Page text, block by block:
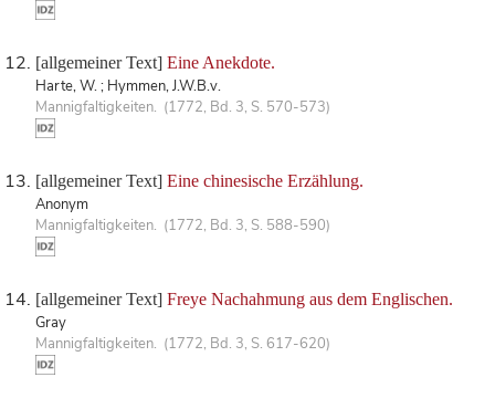
[allgemeiner Text] Eine Anekdote.
Harte, W. ; Hymmen, J.W.B.v.
Mannigfaltigkeiten. (1772, Bd. 3, S. 570-573)
[allgemeiner Text] Eine chinesische Erzählung.
Anonym
Mannigfaltigkeiten. (1772, Bd. 3, S. 588-590)
[allgemeiner Text] Freye Nachahmung aus dem Englischen.
Gray
Mannigfaltigkeiten. (1772, Bd. 3, S. 617-620)